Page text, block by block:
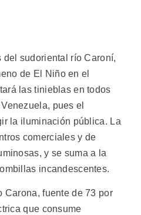
del sudoriental río Caroní,
de El Niño en el
las tinieblas en todos
pues el
la iluminación pública. La
comerciales y de
y se suma a la
incandescentes.
Carona, fuente de 73 por
que consume